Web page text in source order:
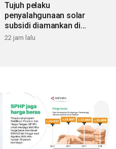
Tujuh pelaku
penyalahgunaan solar
subsidi diamankan di
Sumbar
22 jam lalu